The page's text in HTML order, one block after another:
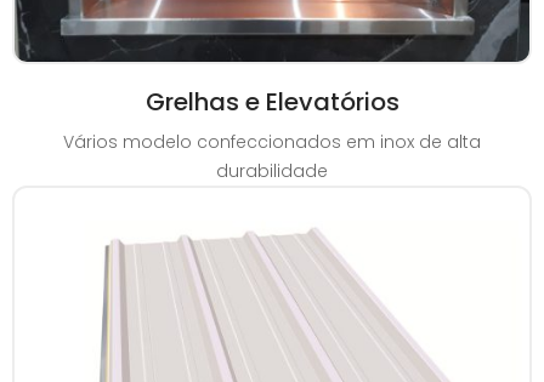
Grelhas e Elevatórios
Vários modelo confeccionados em inox de alta
durabilidade